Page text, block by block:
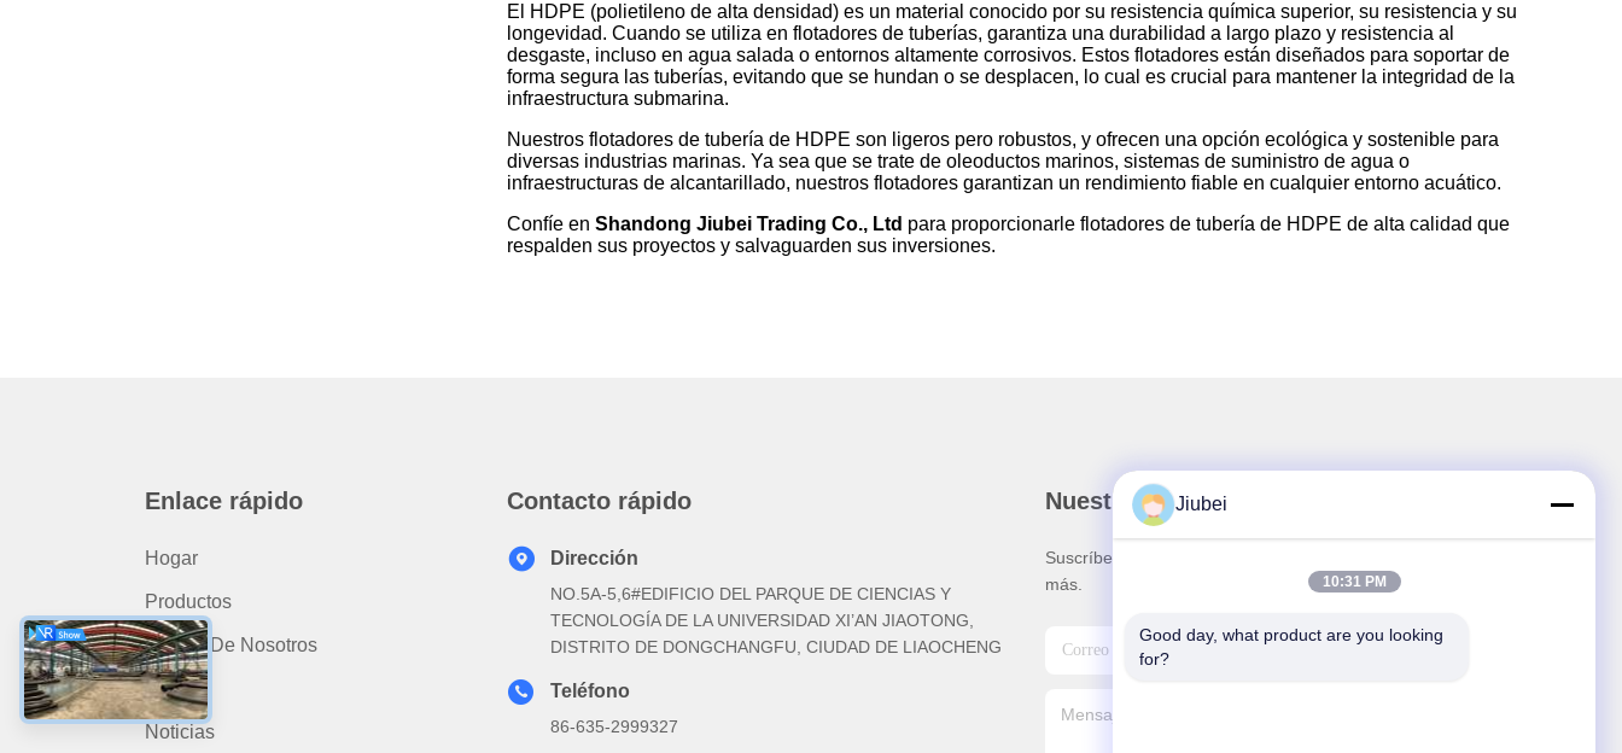
El HDPE (polietileno de alta densidad) es un material conocido por su resistencia química superior, su resistencia y su
longevidad. Cuando se utiliza en flotadores de tuberías, garantiza una durabilidad a largo plazo y resistencia al
desgaste, incluso en agua salada o entornos altamente corrosivos. Estos flotadores están diseñados para soportar de
forma segura las tuberías, evitando que se hundan o se desplacen, lo cual es crucial para mantener la integridad de la
infraestructura submarina.
Nuestros flotadores de tubería de HDPE son ligeros pero robustos, y ofrecen una opción ecológica y sostenible para
diversas industrias marinas. Ya sea que se trate de oleoductos marinos, sistemas de suministro de agua o
infraestructuras de alcantarillado, nuestros flotadores garantizan un rendimiento fiable en cualquier entorno acuático.
Confíe en Shandong Jiubei Trading Co., Ltd para proporcionarle flotadores de tubería de HDPE de alta calidad que
respalden sus proyectos y salvaguarden sus inversiones.
Enlace rápido
Hogar
Productos
Acerca De Nosotros
Vídeo
Noticias
Contacto rápido
Dirección
NO.5A-5,6#EDIFICIO DEL PARQUE DE CIENCIAS Y
TECNOLOGÍA DE LA UNIVERSIDAD XI’AN JIAOTONG,
DISTRITO DE DONGCHANGFU, CIUDAD DE LIAOCHENG
Teléfono
86-635-2999327
Nuestro boletín
Suscríbete a nuestro boletín para obtener descuentos y
más.
Jiubei
10:31 PM
Good day, what product are you looking
for?